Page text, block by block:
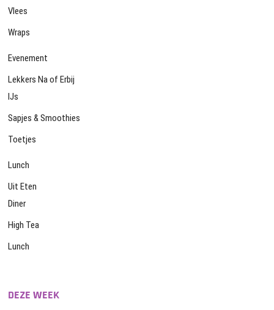
Vlees
Wraps
Evenement
Lekkers Na of Erbij
IJs
Sapjes & Smoothies
Toetjes
Lunch
Uit Eten
Diner
High Tea
Lunch
DEZE WEEK